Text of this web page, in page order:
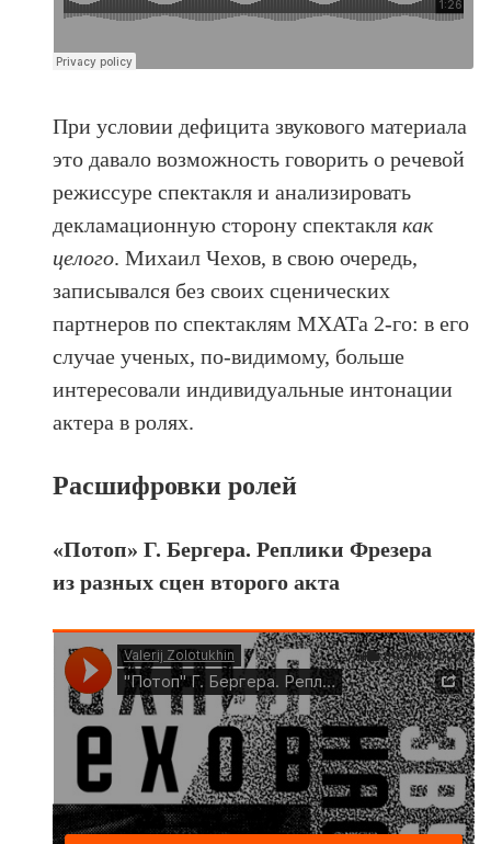
При условии дефицита звукового материала
это давало возможность говорить о речевой
режиссуре спектакля и анализировать
декламационную сторону спектаклякак
целого. Михаил Чехов, в свою очередь,
записывался без своих сценических
партнеров по спектаклям МХАТа 2-го: в его
случае ученых, по-видимому, больше
интересовали индивидуальные интонации
актера в ролях.
Расшифровки ролей
«Потоп» Г. Бергера. Реплики Фрезера
из разных сцен второго акта